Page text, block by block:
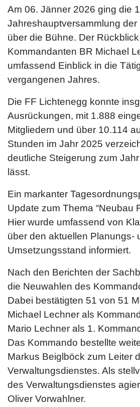
Am 06. Jänner 2026 ging die
Jahreshauptversammlung der
über die Bühne. Der
Kommandanten BR Michael
umfassend Einblick in die
vergangenen Jahres.
Die FF Lichtenegg konnte
Ausrückungen, mit 1.888
Mitgliedern und über 10.114
Stunden im Jahr 2025
deutliche Steigerung zum
lässt.
Ein markanter
Update zum Thema “Neubau
Hier wurde umfassend von
über den aktuellen Planungs-
Umsetzungsstand informiert.
Nach den Berichten der
die Neuwahlen des
Dabei bestätigten 51 von 51
Michael Lechner als
Mario Lechner als 1.
Das Kommando bestellte
Markus Beiglböck zum Leiter
Verwaltungsdienstes. Als
des Verwaltungsdienstes
Oliver Vorwahlner.